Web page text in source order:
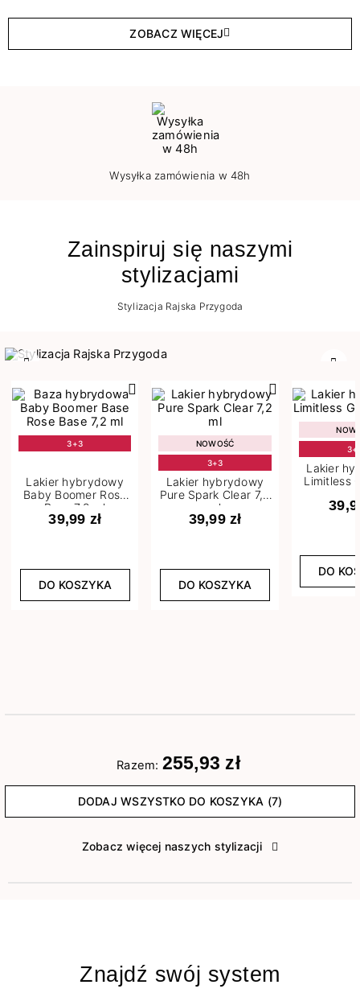
ZOBACZ WIĘCEJ
Wysyłka zamówienia w 48h
Zainspiruj się naszymi
stylizacjami
Stylizacja Rajska Przygoda
3+3
Lakier hybrydowy
Baby Boomer Rose
Base 7,2 ml
39,99 zł
DO KOSZYKA
NOWOŚĆ
3+3
Lakier hybrydowy
Pure Spark Clear 7,2
ml
39,99 zł
DO KOSZYKA
Lakier
Limitless
DO
Razem: 255,93 zł
DODAJ WSZYSTKO DO KOSZYKA (7)
Zobacz więcej naszych stylizacji
Znajdź swój system